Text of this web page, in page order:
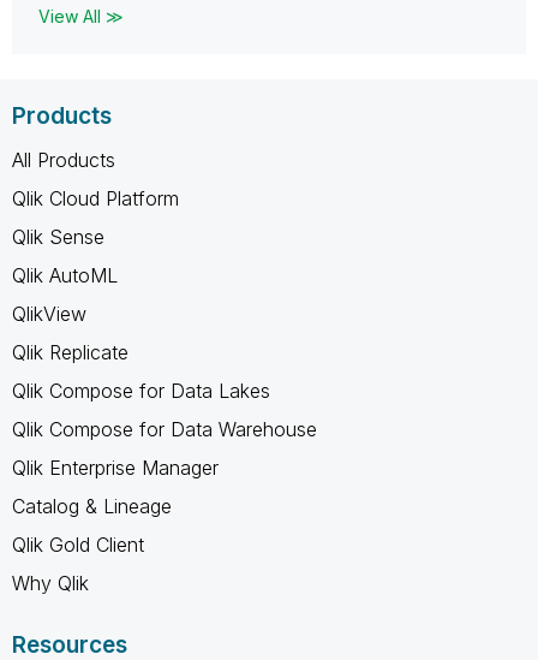
View All ≫
Products
All Products
Qlik Cloud Platform
Qlik Sense
Qlik AutoML
QlikView
Qlik Replicate
Qlik Compose for Data Lakes
Qlik Compose for Data Warehouse
Qlik Enterprise Manager
Catalog & Lineage
Qlik Gold Client
Why Qlik
Resources